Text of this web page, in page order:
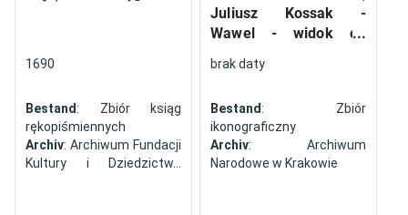
1690
Bestand: Zbiór ksiąg
rękopiśmiennych
Archiv: Archiwum Fundacji
Kultury i Dziedzictwa
Juliusz Kossak -
Wawel - widok od
brak daty
Bestand: Zbiór
ikonograficzny
Archiv: Archiwum
Narodowe w Krakowie